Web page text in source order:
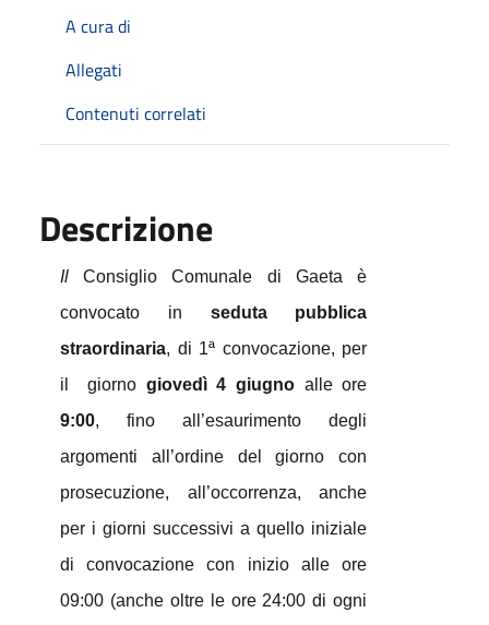
A cura di
Allegati
Contenuti correlati
Descrizione
IlConsiglio Comunale di Gaeta è
convocato in seduta pubblica
straordinaria, di 1ª convocazione, per
il
giorno giovedì 4 giugno alle ore
9:00, fino all’esaurimento degli
argomenti all’ordine del giorno con
prosecuzione, all’occorrenza, anche
per i giorni successivi a quello iniziale
di convocazione con inizio alle ore
09:00 (anche oltre le ore 24:00 di ogni